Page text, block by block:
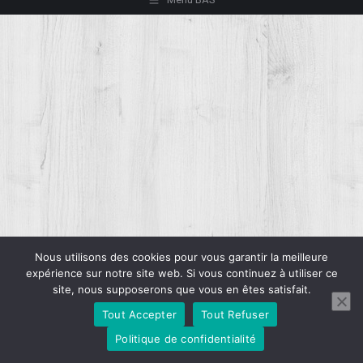
Nous utilisons des cookies pour vous garantir la meilleure
expérience sur notre site web. Si vous continuez à utiliser ce
site, nous supposerons que vous en êtes satisfait.
Tout Accepter
Tout Refuser
Politique de confidentialité